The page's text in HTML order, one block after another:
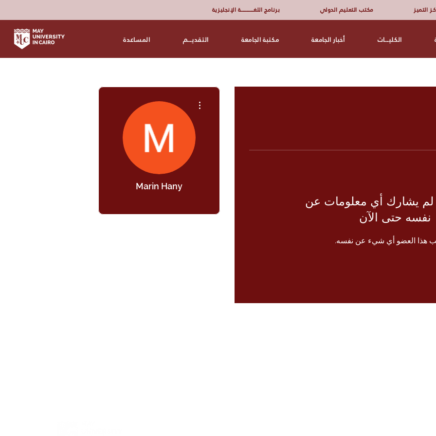
برنامج اللغــــــــــــــــة الإنجليزية مكتب التعليم الدولي التميز
المساعدة التقديـــم مكتبة الجامعة أخبار الجامعة الكليـــات
لم يشارك أي معلومات عن
نفسه حتى الآن
هذا العضو أي شيء عن نفسه.
Marin Hany